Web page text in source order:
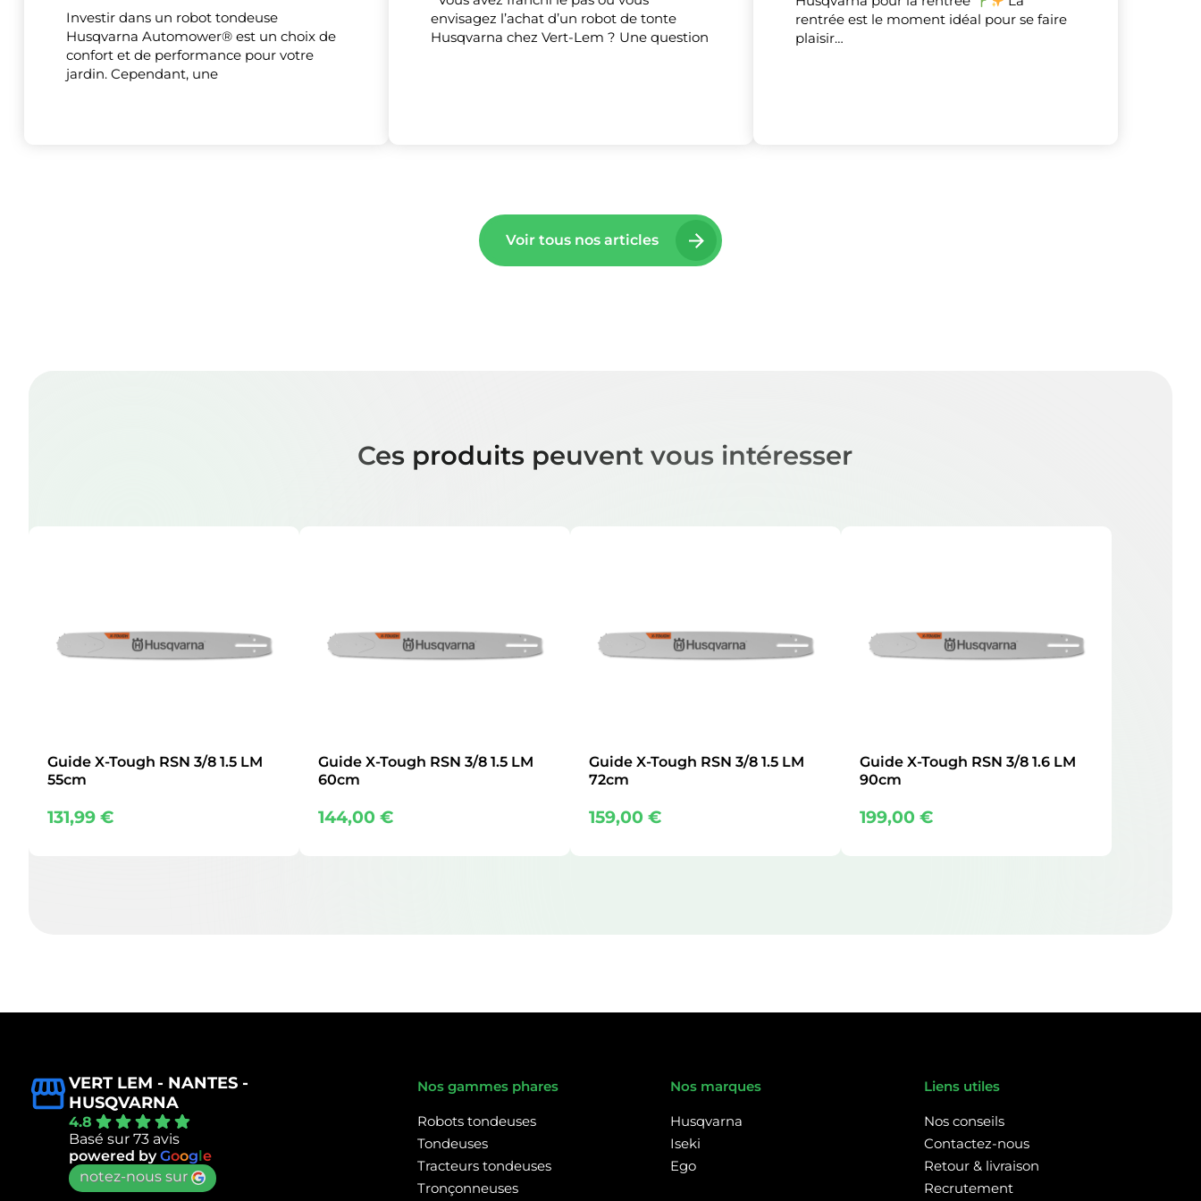
Tout accepter Tout refuser Personnaliser
Investir dans un robot tondeuse
Husqvarna Automower® est un choix de
confort et de performance pour votre
jardin. Cependant, une
envisagez l’achat d’un robot de tonte
Husqvarna chez Vert-Lem ? Une question
rentrée est le moment idéal pour se faire
plaisir…
Voir tous nos articles
Ces produits peuvent vous intéresser
Guide X-Tough RSN 3/8 1.5 LM
55cm
131,99€
Guide X-Tough RSN 3/8 1.5 LM
60cm
144,00€
Guide X-Tough RSN 3/8 1.5 LM
72cm
159,00€
Guide X-Tough RSN 3/8 1.6 LM
90cm
199,00€
VERT LEM - NANTES -
HUSQVARNA
4.8
Basé sur 73 avis
powered byGoogle
notez-nous sur
Nos gammes phares
Robots tondeuses
Tondeuses
Tracteurs tondeuses
Tronçonneuses
Nos marques
Husqvarna
Iseki
Ego
Liens utiles
Nos conseils
Contactez-nous
Retour & livraison
Recrutement